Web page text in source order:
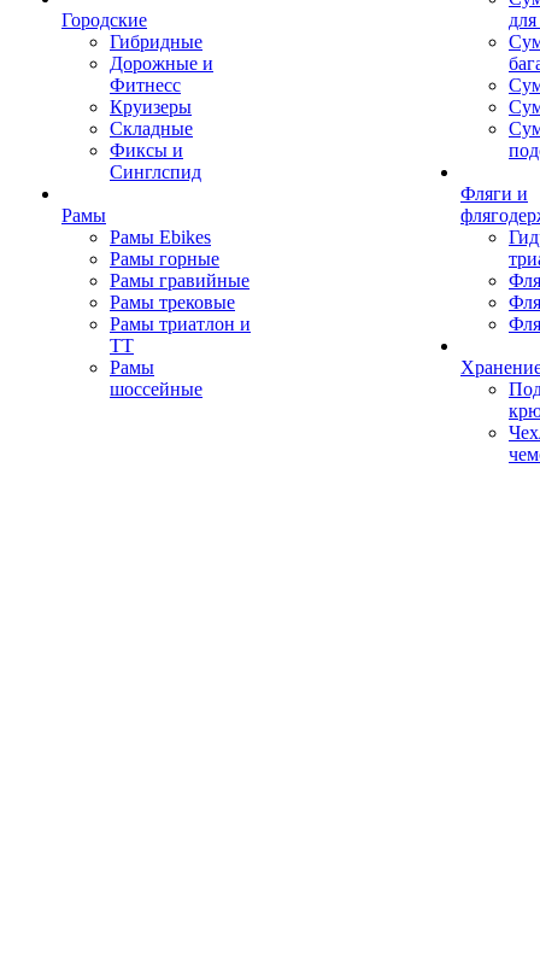
Городские
Гибридные
Дорожные и
Фитнесс
Круизеры
Складные
Фиксы и
Синглспид
Рамы
Рамы Ebikes
Рамы горные
Рамы гравийные
Рамы трековые
Рамы триатлон и
ТТ
Рамы
шоссейные
Фляги и